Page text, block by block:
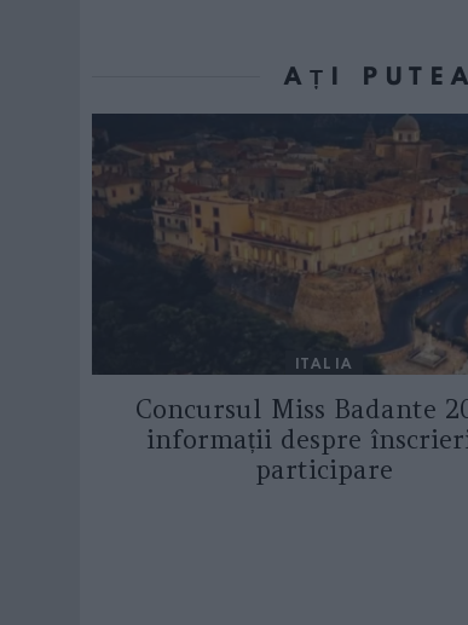
AȚI
ITALIA
Concursul Miss Badante
informații despre
participare